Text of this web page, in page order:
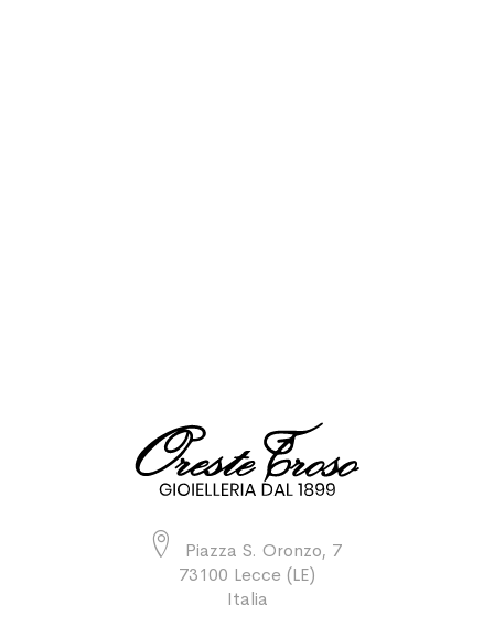
Piazza S. Oronzo, 7
73100 Lecce (LE)
Italia